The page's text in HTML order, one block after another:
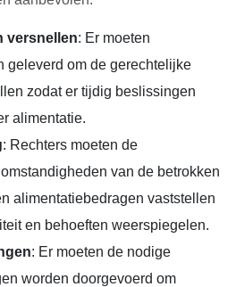
versnellen: Er moeten
geleverd om de gerechtelijke
zodat er tijdig beslissingen
alimentatie.
: Rechters moeten de
van de betrokken
alimentatiebedragen vaststellen
en behoeften weerspiegelen.
: Er moeten de nodige
worden doorgevoerd om